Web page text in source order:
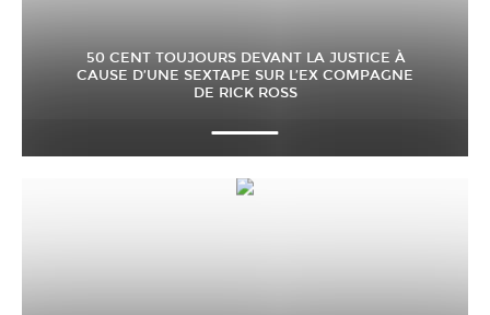
50 CENT TOUJOURS DEVANT LA JUSTICE À
CAUSE D’UNE SEXTAPE SUR L’EX COMPAGNE
DE RICK ROSS